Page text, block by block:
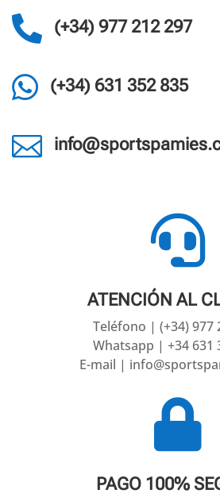
 (+34) 977 212 297
 (+34) 631 352 835


ATENCIÓN AL
Teléfono | (+34) 977
Whatsapp | +34 631
E-mail |

PAGO 100%